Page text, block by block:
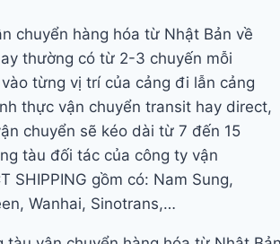
chuyển hàng hóa từ Nhật Bản về
thường có từ 2-3 chuyến mỗi
từng vị trí của cảng đi lẫn cảng
thực vận chuyển transit hay direct,
chuyển sẽ kéo dài từ 7 đến 15
tàu đối tác của công ty vận
SHIPPING gồm có: Nam Sung,
Wanhai, Sinotrans,…